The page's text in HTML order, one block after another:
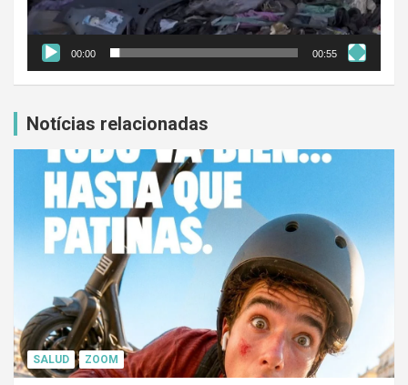
00:00 00:55
Notícias relacionadas
SALUD ZOOM